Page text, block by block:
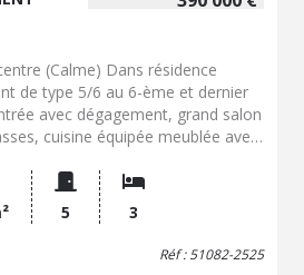
(Calme) Dans résidence
de type 5/6 au 6-ème et dernier
avec dégagement, grand salon
cuisine équipée meublée avec
1 avec terrasse. Box de
sol. Ascenseur. Vue dégagée.
à prévoir. Prix : 390
inclus à la charge des
5 3
Réf : 51082-2525